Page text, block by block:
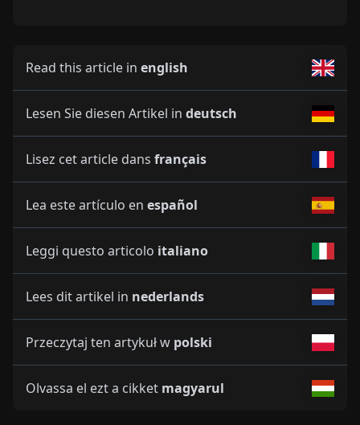
Read this article in english
Lesen Sie diesen Artikel in deutsch
Lisez cet article dans français
Lea este artículo en español
Leggi questo articolo italiano
Lees dit artikel in nederlands
Przeczytaj ten artykuł w polski
Olvassa el ezt a cikket magyarul